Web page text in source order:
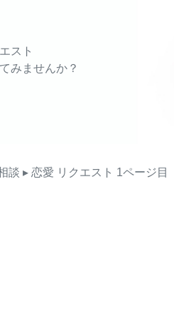
スト
みませんか？
談 ▸ 恋愛 リクエスト 1ページ目